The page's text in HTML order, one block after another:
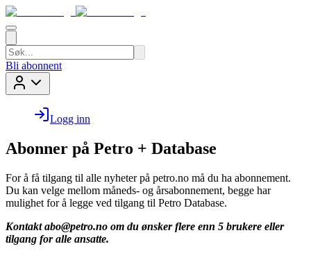
Bli abonnent
Logg inn
Abonner på Petro + Database
For å få tilgang til alle nyheter på petro.no må du ha abonnement.
Du kan velge mellom måneds- og årsabonnement, begge har
mulighet for å legge ved tilgang til Petro Database.
Kontakt abo@petro.no om du ønsker flere enn 5 brukere eller
tilgang for alle ansatte.